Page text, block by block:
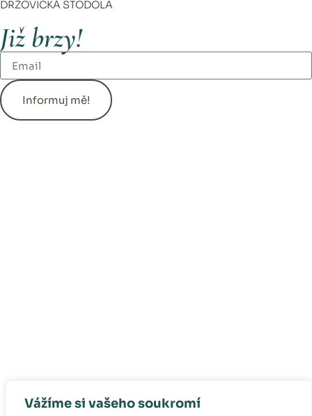
Vážíme si vašeho soukromí
DRŽOVICKÁ STODOLA
Již brzy!
Informuj mě!